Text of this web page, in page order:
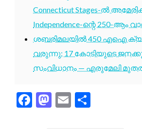
Connecticut Stages-ൽ
Independence-ന്റെ 250-ആം
ശബരിമലയിൽ 450 എഐ
വരുന്നു; 17 കോടിയുടെ
സംവിധാനം — എരുമേലി
Facebook
Mastodon
Email